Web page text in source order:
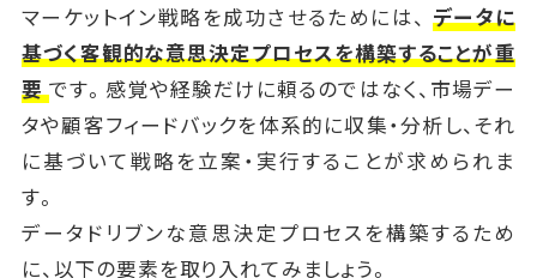
マーケットイン戦略を成功させるためには、 データに
基づく客観的な意思決定プロセスを構築することが重
要です。感覚や経験だけに頼るのではなく、市場デー
タや顧客フィードバックを体系的に収集・分析し、それ
に基づいて戦略を立案・実行することが求められま
す。
データドリブンな意思決定プロセスを構築するため
に、以下の要素を取り入れてみましょう。